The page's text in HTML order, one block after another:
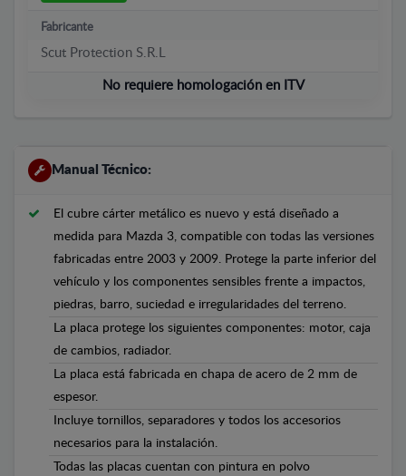
Fabricante
Scut Protection S.R.L
No requiere homologación en ITV
Manual Técnico:
El cubre cárter metálico es nuevo y está diseñado a
medida para Mazda 3, compatible con todas las versiones
fabricadas entre 2003 y 2009. Protege la parte inferior del
vehículo y los componentes sensibles frente a impactos,
piedras, barro, suciedad e irregularidades del terreno.
La placa protege los siguientes componentes: motor, caja
de cambios, radiador.
La placa está fabricada en chapa de acero de 2 mm de
espesor.
Incluye tornillos, separadores y todos los accesorios
necesarios para la instalación.
Todas las placas cuentan con pintura en polvo